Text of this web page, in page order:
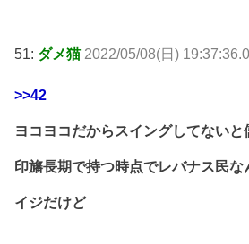
51: ダメ猫 2022/05/08(日)
>>42
ヨコヨコだからスイングしてないと
印旛長期で持つ時点でレバナス民
イジだけど